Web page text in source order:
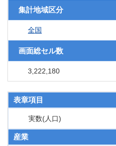
集計地域区分
全国
画面総セル数
3,222,180
表章項目
実数(人口)
産業